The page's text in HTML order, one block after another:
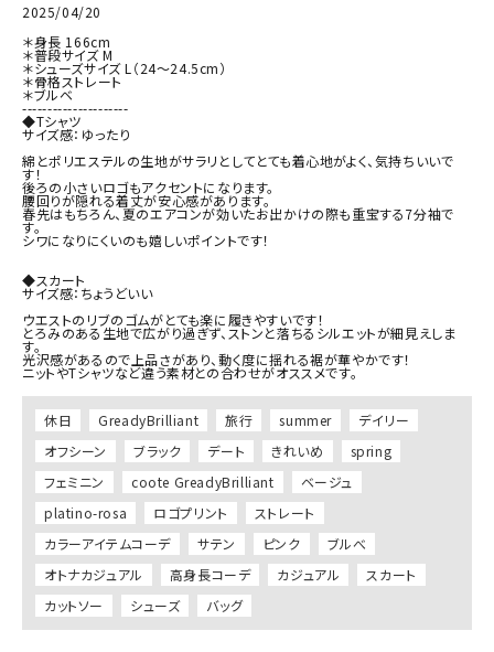
2025/04/20
＊身長 166cm
＊普段サイズ M
＊シューズサイズ L（24〜24.5cm）
＊骨格ストレート
＊ブルベ
---------------------
◆Tシャツ
サイズ感：ゆったり
綿とポリエステルの生地がサラリとしてとても着心地がよく、気持ちいいで
す！
後ろの小さいロゴもアクセントになります。
腰回りが隠れる着丈が安心感があります。
春先はもちろん、夏のエアコンが効いたお出かけの際も重宝する7分袖で
す。
シワになりにくいのも嬉しいポイントです！
◆スカート
サイズ感：ちょうどいい
ウエストのリブのゴムがとても楽に履きやすいです！
とろみのある生地で広がり過ぎず、ストンと落ちるシルエットが細見えしま
す。
光沢感があるので上品さがあり、動く度に揺れる裾が華やかです！
ニットやTシャツなど違う素材との合わせがオススメです。
休日 GreadyBrilliant 旅行 summer
デイリー
オフシーン
ブラック デート きれいめ
spring
フェミニン
coote GreadyBrilliant
ベージュ
platino-rosa
ロゴプリント
ストレート
カラーアイテムコーデ
サテン ピンク
ブルべ
オトナカジュアル
高身長コーデ カジュアル
スカート
カットソー
シューズ バッグ